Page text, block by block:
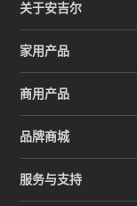
关于安吉尔
家用产品
商用产品
品牌商城
服务与支持